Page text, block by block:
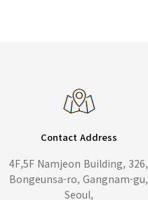
Contact Address
4F,5F Namjeon Building, 326,
Bongeunsa-ro, Gangnam-gu,
Seoul,